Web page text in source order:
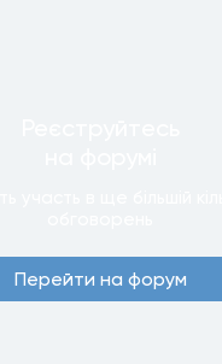
Перейти на форум